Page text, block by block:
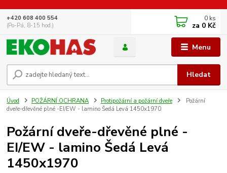
Menu
Hledat
+420 608 400 554
(Po-Pá, 8-15 hod.)
0 ks
za 0 Kč
Úvod POŽÁRNÍ OCHRANA Protipožární a požární dveře
Požární
dveře-dřevěné plné -EI/EW - lamino Šedá Levá 1450x1970
Požární dveře-dřevěné plné -
EI/EW - lamino Šedá Levá
1450x1970